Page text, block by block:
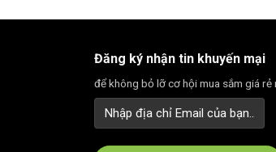
Đăng ký nhận tin khuyến mại
để không bỏ lỡ cơ hội mua sắm giá rẻ